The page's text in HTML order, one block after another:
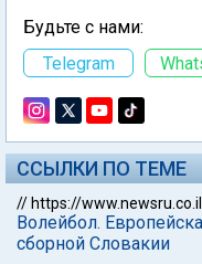
Будьте с нами:
Telegram
ССЫЛКИ ПО ТЕМЕ
// https://
Волейбол.
сборной Словакии